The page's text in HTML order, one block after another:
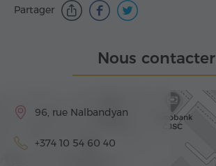
Partager
Nous contacter
96, rue Nalbandyan
+374 10 54 60 40